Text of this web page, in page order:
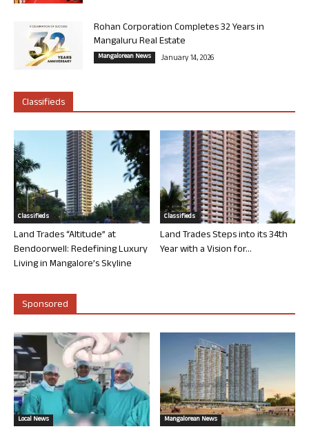
Rohan Corporation Completes 32 Years in
Mangaluru Real Estate
Mangalorean News January 14, 2026
Classifieds
Classifieds
Land Trades “Altitude” at
Bendoorwell: Redefining Luxury
Living in Mangalore’s Skyline
Classifieds
Land Trades Steps into its 34th
Year with a Vision for...
Sponsored
Local News Mangalorean News